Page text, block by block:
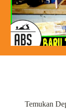
Temukan